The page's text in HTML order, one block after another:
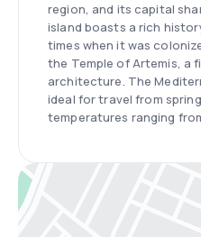
region, and its capital
island boasts a rich
times when it was
the Temple of Artemis, a
architecture. The
ideal for travel from
temperatures ranging